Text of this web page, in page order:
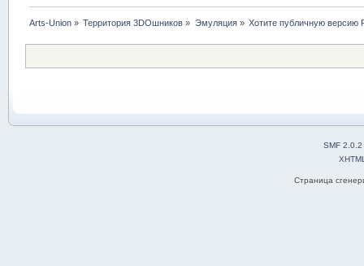
Arts-Union » Территория 3DOшников » Эмуляция» Хотите публичную версию
SMF 2.0.2
Страница